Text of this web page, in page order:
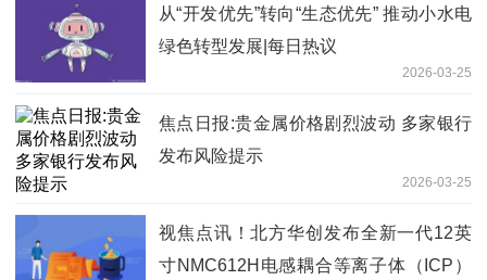
从“开发优先”转向“生态优先” 推动小水电
绿色转型发展|每日热议
2026-03-25
焦点日报:贵金属价格剧烈波动 多家银行
发布风险提示
2026-03-25
视焦点讯！北方华创发布全新一代12英
寸NMC612H电感耦合等离子体（ICP）